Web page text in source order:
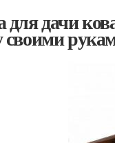
для дачи
своими